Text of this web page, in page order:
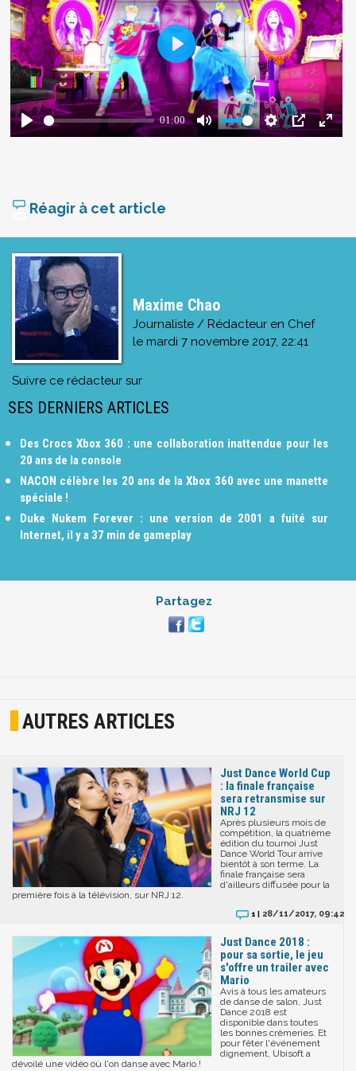
Réagir à cet article
Maxime Chao
Journaliste / Rédacteur en Chef
le mardi 7 novembre 2017, 22:41
Suivre ce rédacteur sur
SES DERNIERS ARTICLES
Des Crocs Xbox 360 : une collaboration inattendue pour les
20 ans de la console
NACON célèbre les 20 ans de la Xbox 360 avec une manette
spéciale !
Duke Nukem Forever : une version de 2001 a fuité sur
Internet, il y a 37 min de gameplay
Partagez
AUTRES ARTICLES
Just Dance World Cup
: la finale française
sera retransmise sur
NRJ 12
Après plusieurs mois de
compétition, la quatrième
édition du tournoi Just
Dance World Tour arrive
bientôt à son terme. La
finale française sera
d'ailleurs diffusée pour la
première fois à la télévision, sur NRJ 12.
1 | 28/11/2017, 09:42
Just Dance 2018 :
pour sa sortie, le jeu
s'offre un trailer avec
Mario
Avis à tous les amateurs
de danse de salon, Just
Dance 2018 est
disponible dans toutes
les bonnes crèmeries. Et
pour fêter l'événement
dignement, Ubisoft a
dévoilé une vidéo où l'on danse avec Mario !